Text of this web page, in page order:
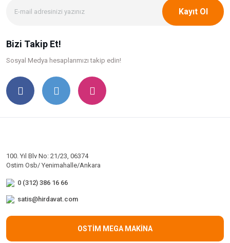
Kayıt Ol
Bizi Takip Et!
Sosyal Medya hesaplarımızı takip edin!
100. Yıl Blv No: 21/23, 06374
Ostim Osb/ Yenimahalle/Ankara
0 (312) 386 16 66
satis@hirdavat.com
OSTİM MEGA MAKİNA